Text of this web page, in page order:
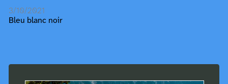
3/10/2021
Bleu blanc noir